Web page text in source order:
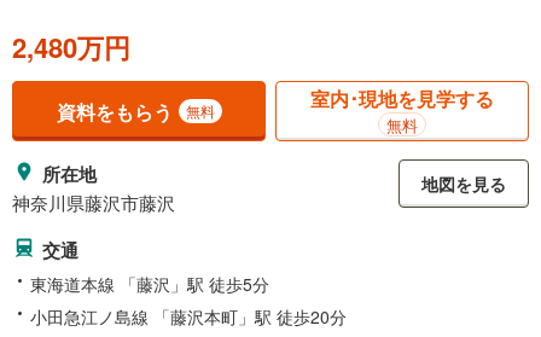
2,480万円
資料をもらう 無料 室内･現地を見学する
無料
所在地
神奈川県藤沢市藤沢
地図を見る
交通
東海道本線 「藤沢」駅 徒歩5分
小田急江ノ島線 「藤沢本町」駅 徒歩20分